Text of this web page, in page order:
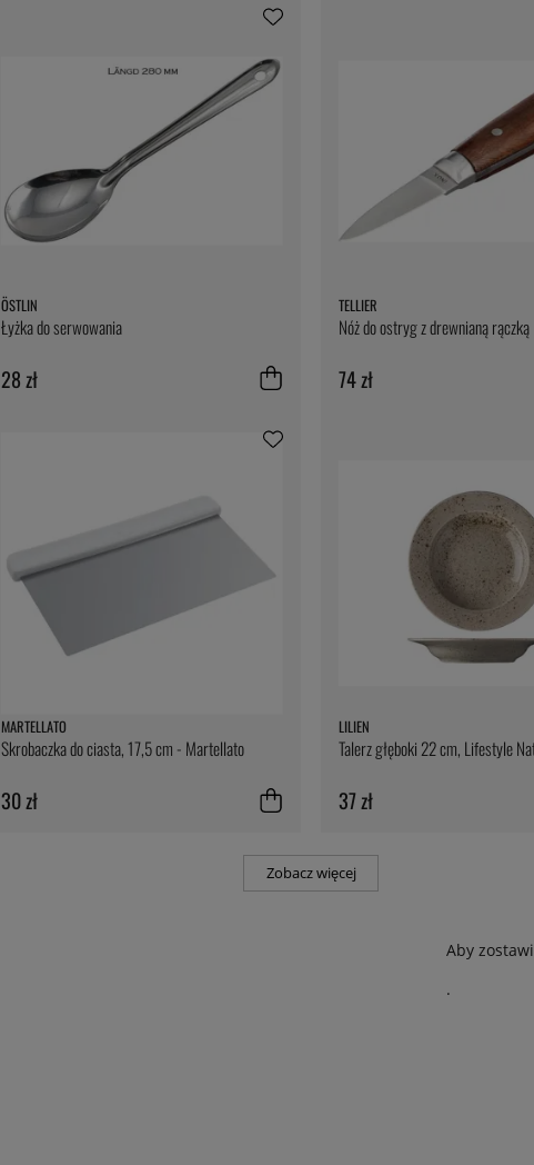
ÖSTLIN
Łyżka do serwowania
28 zł
TELLIER
Nóż do ostryg z drewnianą rączką
74 zł
MARTELLATO
Skrobaczka do ciasta, 17,5 cm - Martellato
30 zł
LILIEN
Talerz głęboki 22 cm, Lifestyle
37 zł
Zobacz więcej
Aby
.